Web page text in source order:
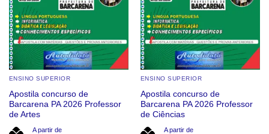
na
página
do
produto
na
página
do
produto
ENSINO SUPERIOR
Apostila concurso de
Barcarena PA 2026 Professor
de Artes
A partir de
ENSINO SUPERIOR
Apostila concurso de
Barcarena PA 2026 Professor
de Ciências
A partir de